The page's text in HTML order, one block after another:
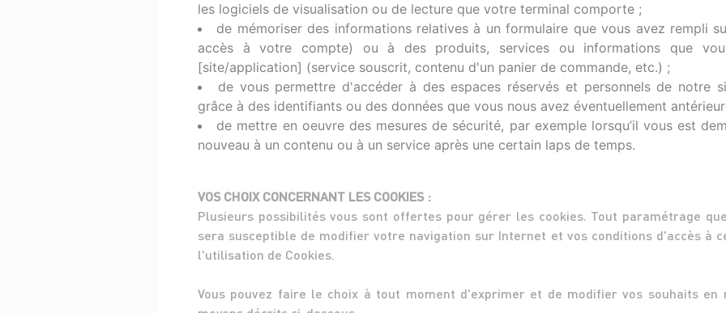
les logiciels de visualisation ou de lecture que votre terminal comporte ;
de mémoriser des informations relatives à un formulaire que vous avez rempli
accès à votre compte) ou à des produits, services ou informations que
[site/application] (service souscrit, contenu d'un panier de commande, etc.) ;
de vous permettre d'accéder à des espaces réservés et personnels de notre
grâce à des identifiants ou des données que vous nous avez éventuellement
de mettre en oeuvre des mesures de sécurité, par exemple lorsqu’il vous est
nouveau à un contenu ou à un service après une certain laps de temps.
VOS CHOIX CONCERNANT LES COOKIES :
Plusieurs possibilités vous sont offertes pour gérer les cookies. Tout paramétrage
sera susceptible de modifier votre navigation sur Internet et vos conditions d'accès à
l'utilisation de Cookies.
Vous pouvez faire le choix à tout moment d'exprimer et de modifier vos souhaits en